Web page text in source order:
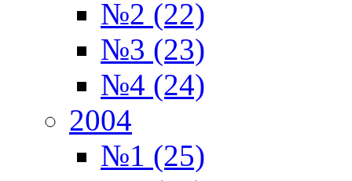
№2 (22)
№3 (23)
№4 (24)
2004
№1 (25)